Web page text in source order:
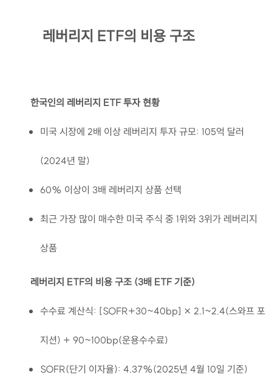
레버리지 ETF의 비용 구조
한국인의 레버리지 ETF 투자 현황
미국 시장에 2배 이상 레버리지 투자 규모: 105억 달러
(2024년 말)
60% 이상이 3배 레버리지 상품 선택
최근 가장 많이 매수한 미국 주식 중 1위와 3위가 레버리지
상품
레버리지 ETF의 비용 구조 (3배 ETF 기준)
수수료 계산식: [SOFR+30~40bp] × 2.1~2.4(스와프 포
지션) + 90~100bp(운용수수료)
SOFR(단기 이자율): 4.37%(2025년 4월 10일 기준)